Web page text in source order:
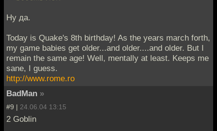
Ну да.
Today is Quake's 8th birthday! As the years march forth,
my game babies get older...and older....and older. But I
remain the same age! Well, mentally at least. Keeps me
sane, I guess.
http://www.rome.ro
BadMan »
#9 | 24.06.04 13:15
2 Goblin